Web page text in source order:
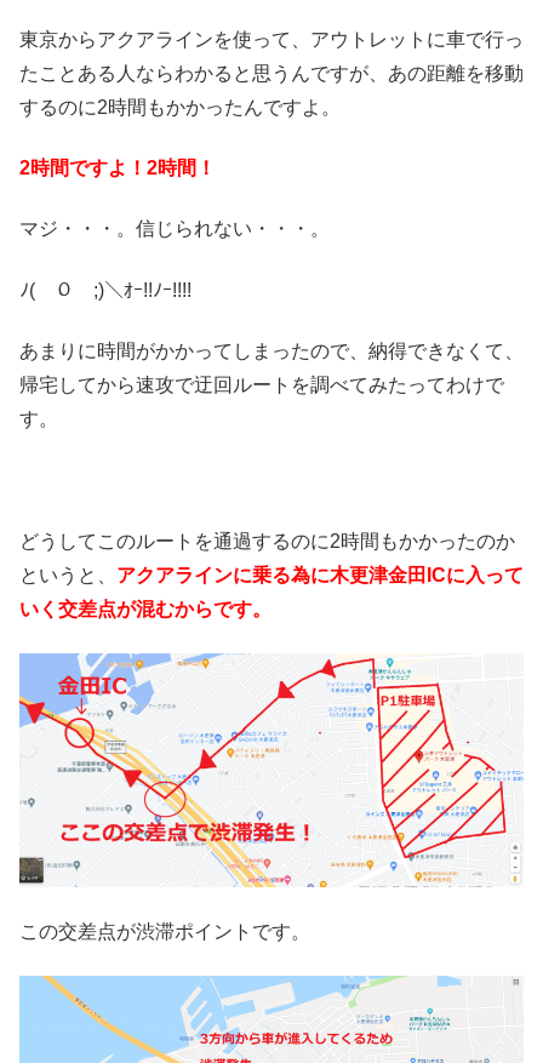
東京からアクアラインを使って、アウトレットに車で行っ
たことある人ならわかると思うんですが、あの距離を移動
するのに2時間もかかったんですよ。
2時間ですよ！2時間！
マジ・・・。信じられない・・・。
ﾉ(￣０￣;)＼ｵｰ!!ﾉｰ!!!!
あまりに時間がかかってしまったので、納得できなくて、
帰宅してから速攻で迂回ルートを調べてみたってわけで
す。
どうしてこのルートを通過するのに2時間もかかったのか
というと、 アクアラインに乗る為に木更津金田ICに入って
いく交差点が混むからです。
この交差点が渋滞ポイントです。